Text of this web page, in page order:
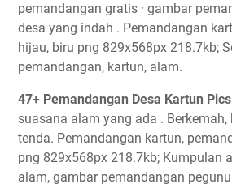
pemandangan gratis · gambar
desa yang indah . Pemandangan
hijau, biru png 829x568px 218.7kb;
pemandangan, kartun, alam.
47+ Pemandangan Desa Kartun Pics
suasana alam yang ada .
tenda. Pemandangan kartun,
png 829x568px 218.7kb; Kumpulan
alam, gambar pemandangan